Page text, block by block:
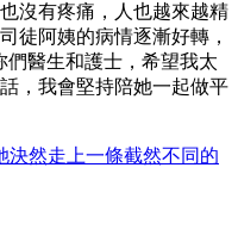
沒有疼痛，人也越來越精
徒阿姨的病情逐漸好轉，
們醫生和護士，希望我太
，我會堅持陪她一起做平
決然走上一條截然不同的